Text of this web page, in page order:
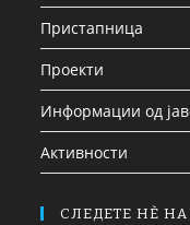
Пристапница
Проекти
Информации од
Активности
СЛЕДЕТЕ НЀ